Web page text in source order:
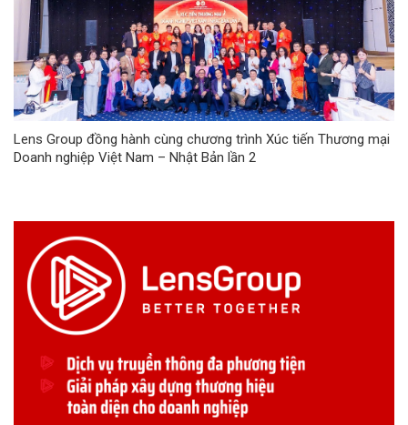
Lens Group đồng hành cùng chương trình Xúc tiến Thương mại
Doanh nghiệp Việt Nam – Nhật Bản lần 2